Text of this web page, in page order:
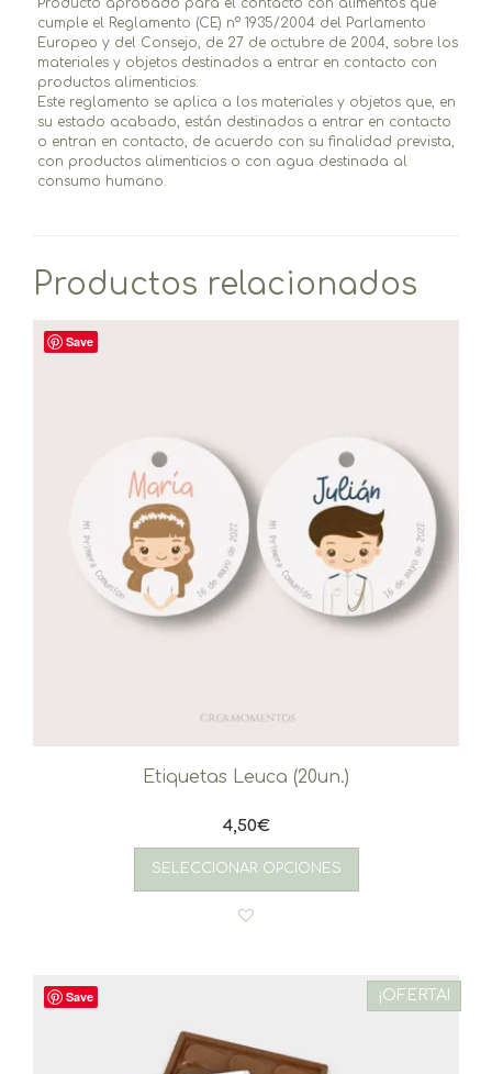
cumple el Reglamento (CE) nº 1935/2004 del Parlamento
Europeo y del Consejo, de 27 de octubre de 2004, sobre los
materiales y objetos destinados a entrar en contacto con
productos alimenticios.
Este reglamento se aplica a los materiales y objetos que, en
su estado acabado, están destinados a entrar en contacto
o entran en contacto, de acuerdo con su finalidad prevista,
con productos alimenticios o con agua destinada al
consumo humano.
Productos relacionados
Save
Etiquetas Leuca (20un.)
4,50€
SELECCIONAR OPCIONES
Save ¡OFERTA!